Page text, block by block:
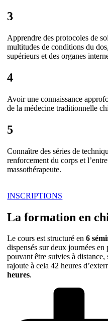
3
Apprendre des protocoles de
multitudes de conditions du
supérieurs et des organes
4
Avoir une connaissance
de la médecine traditionnelle
5
Connaître des séries de
renforcement du corps et
massothérapeute.
INSCRIPTIONS
La formation en
Le cours est structuré en6
dispensés sur deux journées
pouvant être suivies à
rajoute à cela 42 heures
heures.